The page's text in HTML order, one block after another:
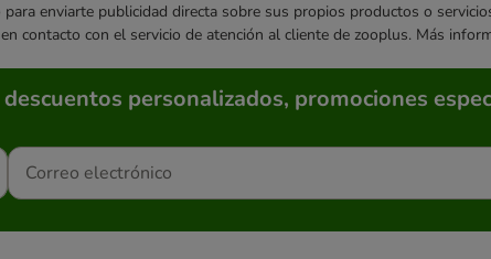
enviarte publicidad directa sobre sus propios productos o
contacto con el servicio de atención al cliente de zooplus. Más
personalizados, promociones